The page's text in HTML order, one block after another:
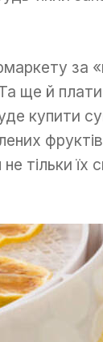
за
ще й
купити
тільки їх